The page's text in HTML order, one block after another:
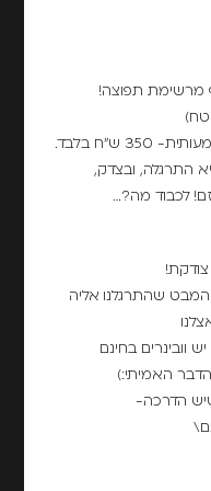
מרשימת תפוצה!
ש"ח בלבד.
התרגלה, ובצדק,
לכבוד מה?…
המבט שהתרגלנו אליה
וובינרים בחינם
האמיתי:)
הדרכה-